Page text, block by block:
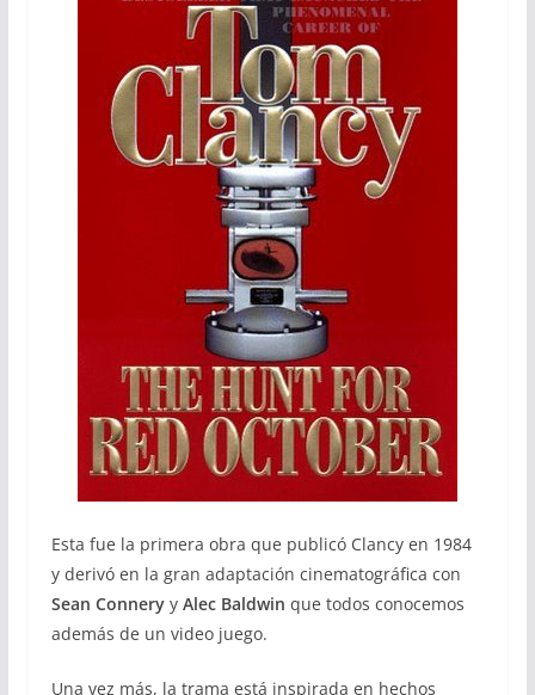
Esta fue la primera obra que publicó Clancy en 1984
y derivó en la gran adaptación cinematográfica con
Sean ConneryyAlec Baldwin que todos conocemos
además de un video juego.
Una vez más, la trama está inspirada en hechos